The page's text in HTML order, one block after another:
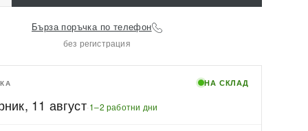
Бърза поръчка по телефон
без регистрация
НА СКЛАД
11 август·1–2 работни дни